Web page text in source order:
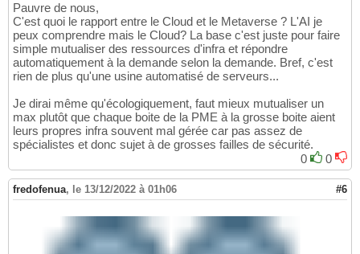
Pauvre de nous,
C'est quoi le rapport entre le Cloud et le Metaverse ? L'AI je
peux comprendre mais le Cloud? La base c'est juste pour faire
simple mutualiser des ressources d'infra et répondre
automatiquement à la demande selon la demande. Bref, c'est
rien de plus qu'une usine automatisé de serveurs...
Je dirai même qu'écologiquement, faut mieux mutualiser un
max plutôt que chaque boite de la PME à la grosse boite aient
leurs propres infra souvent mal gérée car pas assez de
spécialistes et donc sujet à de grosses failles de sécurité.
0
0
fredofenua, le 13/12/2022 à 01h06 #6